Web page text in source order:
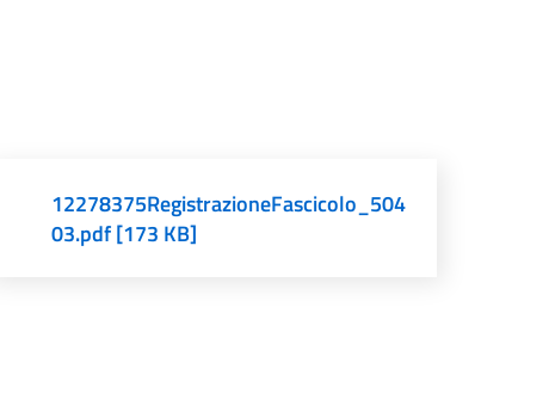
12278375RegistrazioneFascicolo_504
03.pdf [173 KB]